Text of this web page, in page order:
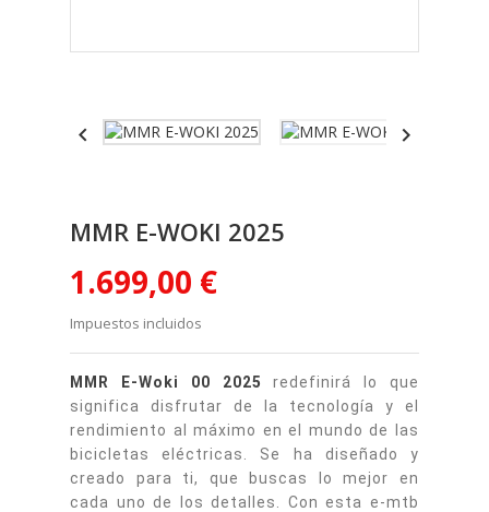
 
MMR E-WOKI 2025
1.699,00 €
Impuestos incluidos
MMR E-Woki 00 2025redefinirá lo que
significa disfrutar de la tecnología y el
rendimiento al máximo en el mundo de las
bicicletas eléctricas. Se ha diseñado y
creado para ti, que buscas lo mejor en
cada uno de los detalles. Con esta e-mtb